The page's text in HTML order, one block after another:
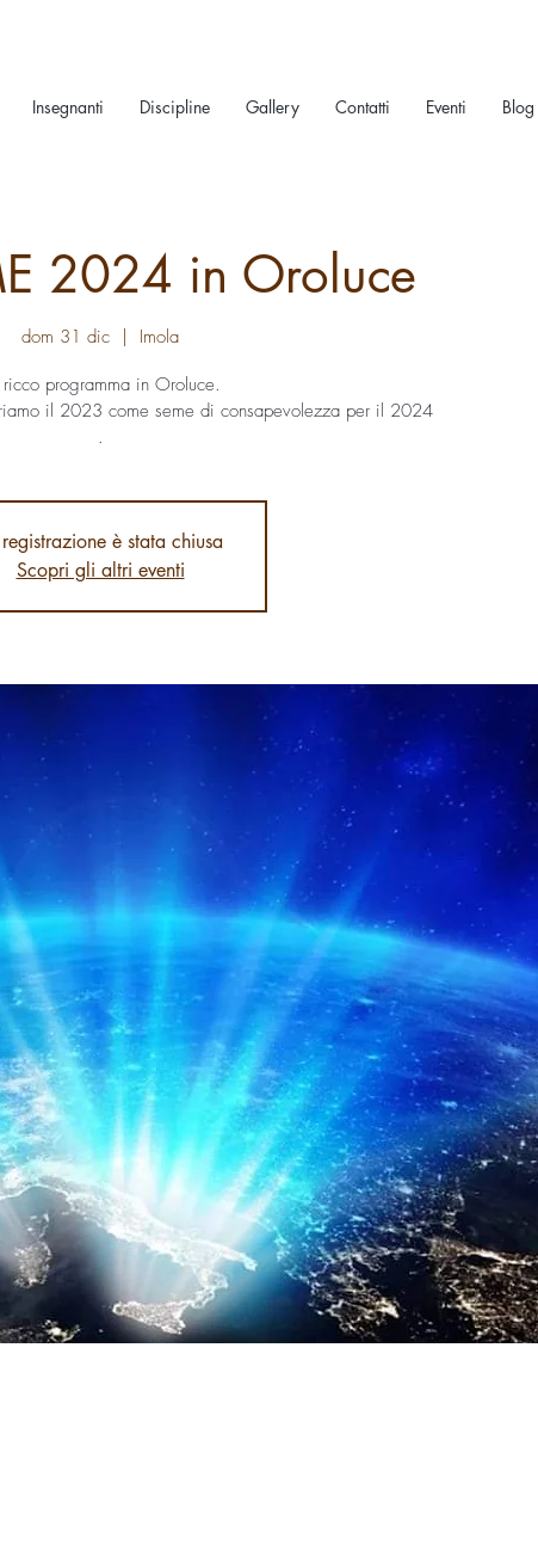
Insegnanti Discipline Gallery Contatti Eventi Blog
2024 in Oroluce
dom 31 dic
  |
Imola
ricco programma in Oroluce.
il 2023 come seme di consapevolezza per il 2024
.
registrazione è stata chiusa
Scopri gli altri eventi